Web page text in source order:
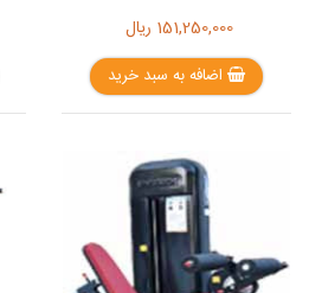
151,250,000 ریال
اضافه به سبد خرید